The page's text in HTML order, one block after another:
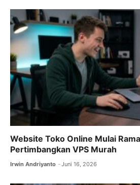
Website Toko Online Mulai
Pertimbangkan VPS Murah
Irwin Andriyanto Juni 16, 2026